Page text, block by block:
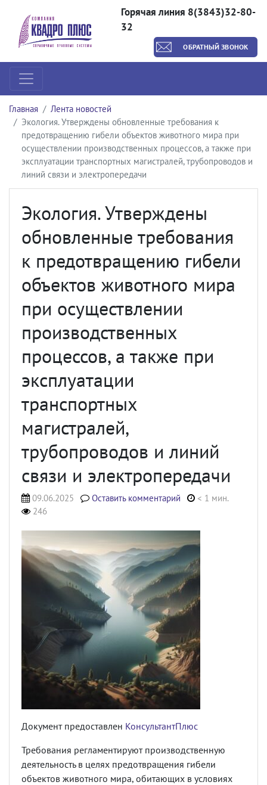
Горячая линия 8(3843)32-80-
32
ОБРАТНЫЙ ЗВОНОК
Главная
Лента новостей
Экология. Утверждены обновленные требования к
предотвращению гибели объектов животного мира при
осуществлении производственных процессов, а также при
эксплуатации транспортных магистралей, трубопроводов и
линий связи и электропередачи
Экология. Утверждены
обновленные требования
к предотвращению гибели
объектов животного мира
при осуществлении
производственных
процессов, а также при
эксплуатации
транспортных
магистралей,
трубопроводов и линий
связи и электропередачи
09.06.2025 Оставить комментарий
< 1 мин.
246
Документ предоставлен КонсультантПлюс
Требования регламентируют производственную
деятельность в целях предотвращения гибели
объектов животного мира, обитающих в условиях